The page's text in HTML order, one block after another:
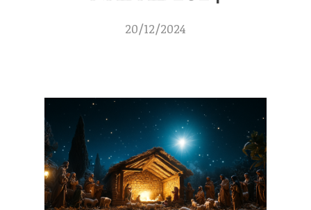
20/12/2024